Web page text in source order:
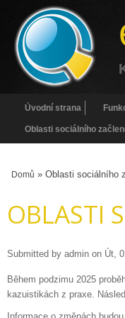
Úvodní strana
Oblasti sociálního
Domů » Oblasti sociálního
OBLASTI
Submitted by admin on Út,
Během podzimu 2025
kazuistikách z praxe.